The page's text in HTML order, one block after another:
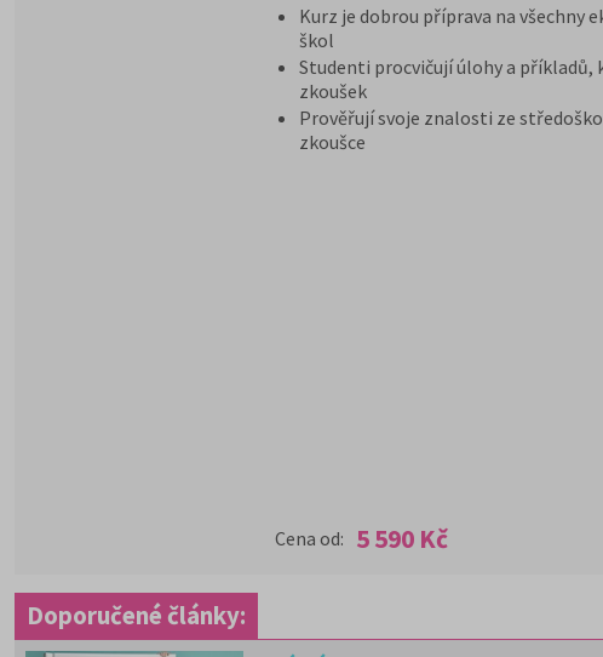
Kurz je dobrou příprava na všechny
škol
Studenti procvičují úlohy a příkladů,
zkoušek
Prověřují svoje znalosti ze
zkoušce
Cena od: 5 590 Kč
Doporučené články: